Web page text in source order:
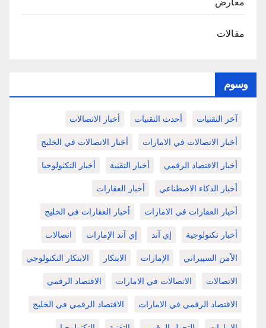
مقالات
وسوم
آخر التقنيات أحدث التقنيات أخبار الاتصالات
أخبار الاتصالات في الامارات أخبار الاتصالات في الخليج
أخبار الاقتصاد الرقمي أخبار التقنية أخبار التكنولوجيا
أخبار الذكاء الاصطناعي أخبار العقارات
أخبار العقارات في الامارات أخبار العقارات في الخليج
أخبار تكنولوجية إي آند إي آند الإمارات اتصالات
الأمن السيبراني الإمارات الابتكار الابتكار التكنولوجي
الاتصالات الاتصالات في الامارات الاقتصاد الرقمي
الاقتصاد الرقمي في الامارات الاقتصاد الرقمي في الخليج